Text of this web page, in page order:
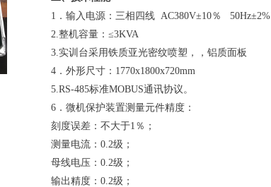
1．输入电源：三相四线 AC380V±10％ 50Hz±2%
2.整机容量：≤3KVA
3.实训台采用铁质亚光密纹喷塑，，铝质面板
4．外形尺寸：1770x1800x720mm
5.RS-485标准MOBUS通讯协议。
6．微机保护装置测量元件精度：
刻度误差：不大于1％；
测量电流：0.2级；
母线电压：0.2级；
输出精度：0.2级；